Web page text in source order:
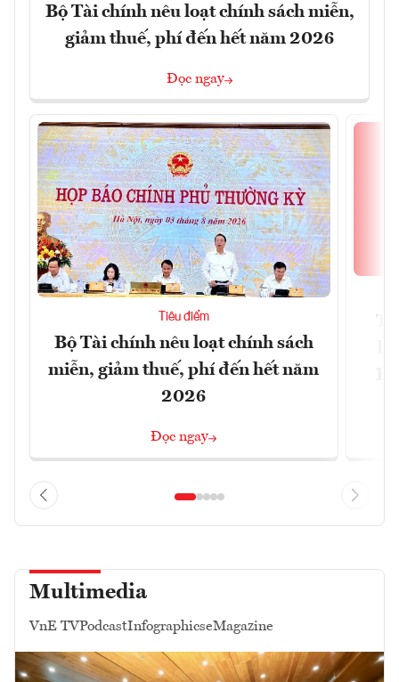
Bộ Tài chính nêu loạt chính sách miễn,
giảm thuế, phí đến hết năm 2026
Đọc ngay
Tiêu điểm
Bộ Tài chính nêu loạt chính sách
miễn, giảm thuế, phí đến hết năm
2026
Đọc ngay
Multimedia
VnE TVPodcastInfographicseMagazine